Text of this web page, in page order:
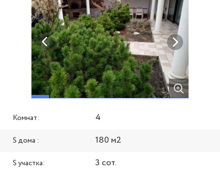
Комнат: 4
S дома : 180 м2
S участка: 3 сот.